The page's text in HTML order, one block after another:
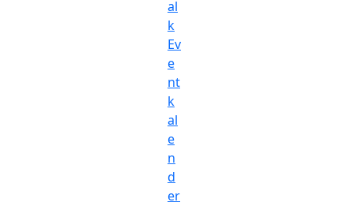
al
k
Ev
e
nt
k
al
e
n
d
er